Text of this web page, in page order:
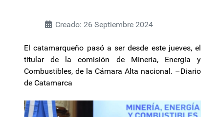
Creado: 26 Septiembre 2024
El catamarqueño pasó a ser desde este jueves, el
titular de la comisión de Minería, Energía y
Combustibles, de la Cámara Alta nacional. –Diario
de Catamarca